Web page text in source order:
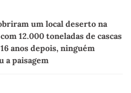
um local deserto na
12.000 toneladas de cascas
anos depois, ninguém
a paisagem